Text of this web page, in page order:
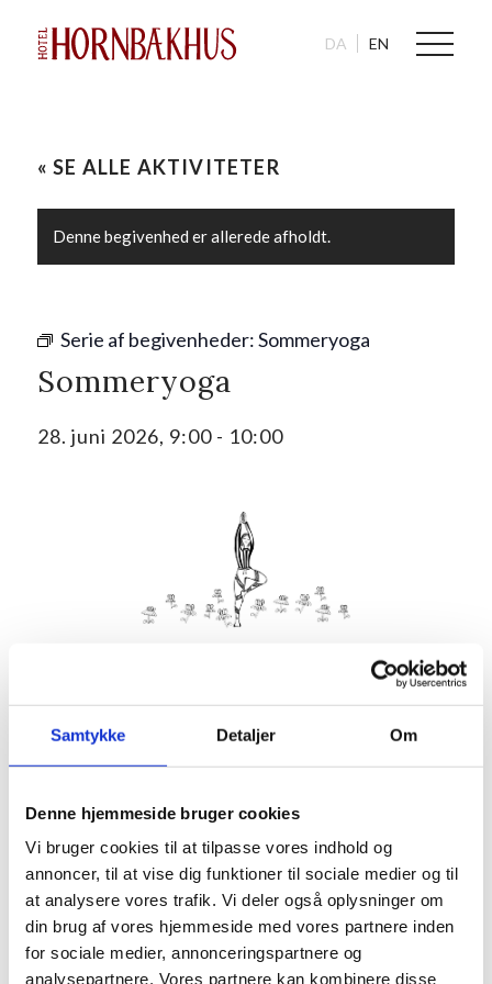
Samtykke Detaljer Om
Denne hjemmeside bruger cookies
Vi bruger cookies til at tilpasse vores indhold og
annoncer, til at vise dig funktioner til sociale medier og til
at analysere vores trafik. Vi deler også oplysninger om
din brug af vores hjemmeside med vores partnere inden
for sociale medier, annonceringspartnere og
analysepartnere. Vores partnere kan kombinere disse
DA EN
« SE ALLE AKTIVITETER
Denne begivenhed er allerede afholdt.
Serie af begivenheder:Sommeryoga
Sommeryoga
28. juni 2026, 9:00- 10:00
Kom med morgenhår og tag din nabo eller bedste ven under
Husk din yogamåtte.
Hvis det er dårligt vejr, er vi indendørs på Villa Strand eller
Hornbækhus.
Info
Tilmelding